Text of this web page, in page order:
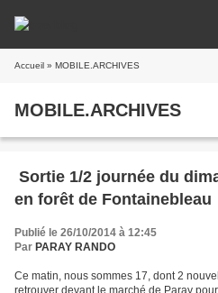
Accueil » MOBILE.ARCHIVES
MOBILE.ARCHIVES
Sortie 1/2 journée du
en forêt de Fontainebleau
Publié le 26/10/2014 à 12:45
Par PARAY RANDO
Ce matin, nous sommes 17, dont 2
retrouver devant le marché de Paray